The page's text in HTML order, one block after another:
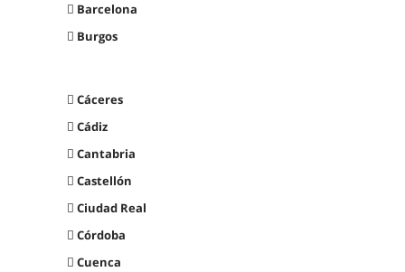
Barcelona
Burgos
Cáceres
Cádiz
Cantabria
Castellón
Ciudad Real
Córdoba
Cuenca